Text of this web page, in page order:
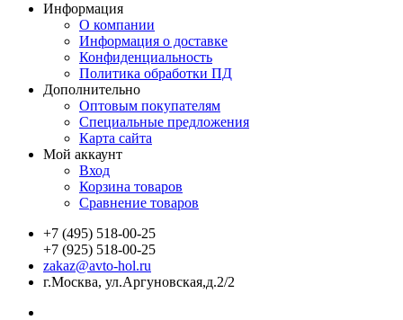
Информация
О компании
Информация о доставке
Конфиденциальность
Политика обработки ПД
Дополнительно
Оптовым покупателям
Специальные предложения
Карта сайта
Мой аккаунт
Вход
Корзина товаров
Сравнение товаров
+7 (495) 518-00-25
+7 (925) 518-00-25
zakaz@avto-hol.ru
г.Москва, ул.Аргуновская,д.2/2